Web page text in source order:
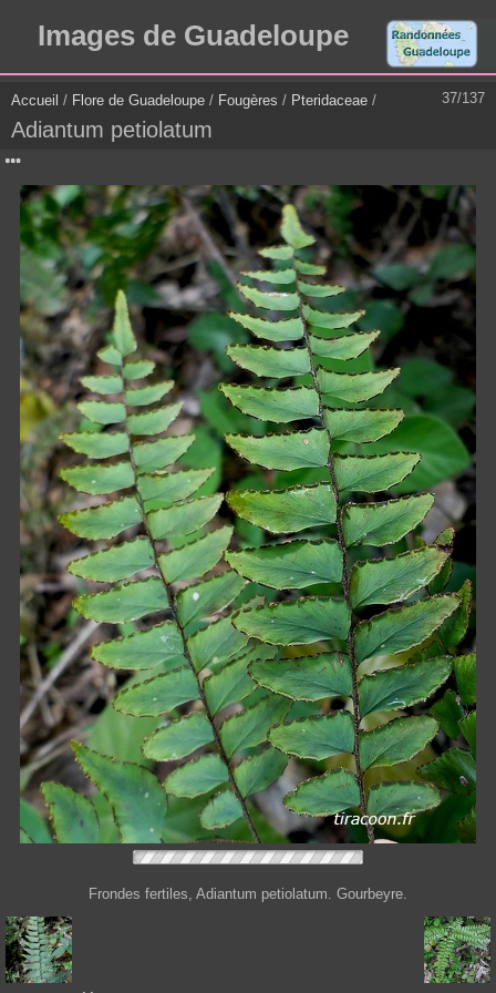
Images de Guadeloupe
37/137
Accueil / Flore de Guadeloupe / Fougères / Pteridaceae /
Adiantum petiolatum
Frondes fertiles, Adiantum petiolatum. Gourbeyre.